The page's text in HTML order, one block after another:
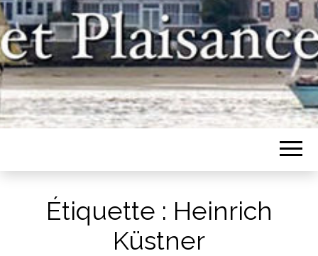
BASSIN
D'ARCACHON,
PATRIMOINE
NAVAL ET
PLAISANCE
Un site pour les inconditionnels des
bateaux et de l'histoire du bassin
d'Arcachon
Étiquette : Heinrich
Küstner